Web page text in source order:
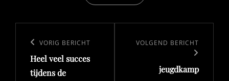
navigatie
Vorig
bericht
VORIG BERICHT
Heel veel succes
tijdens de
Volgend
VOLGEND BERICHT
jeugdkamp